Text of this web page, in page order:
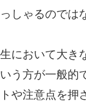
しゃるのでは
において大き
う方が一般的
や注意点を押